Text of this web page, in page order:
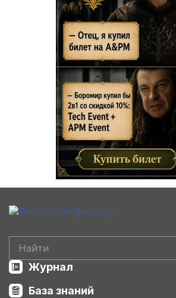
Журнал
База знаний